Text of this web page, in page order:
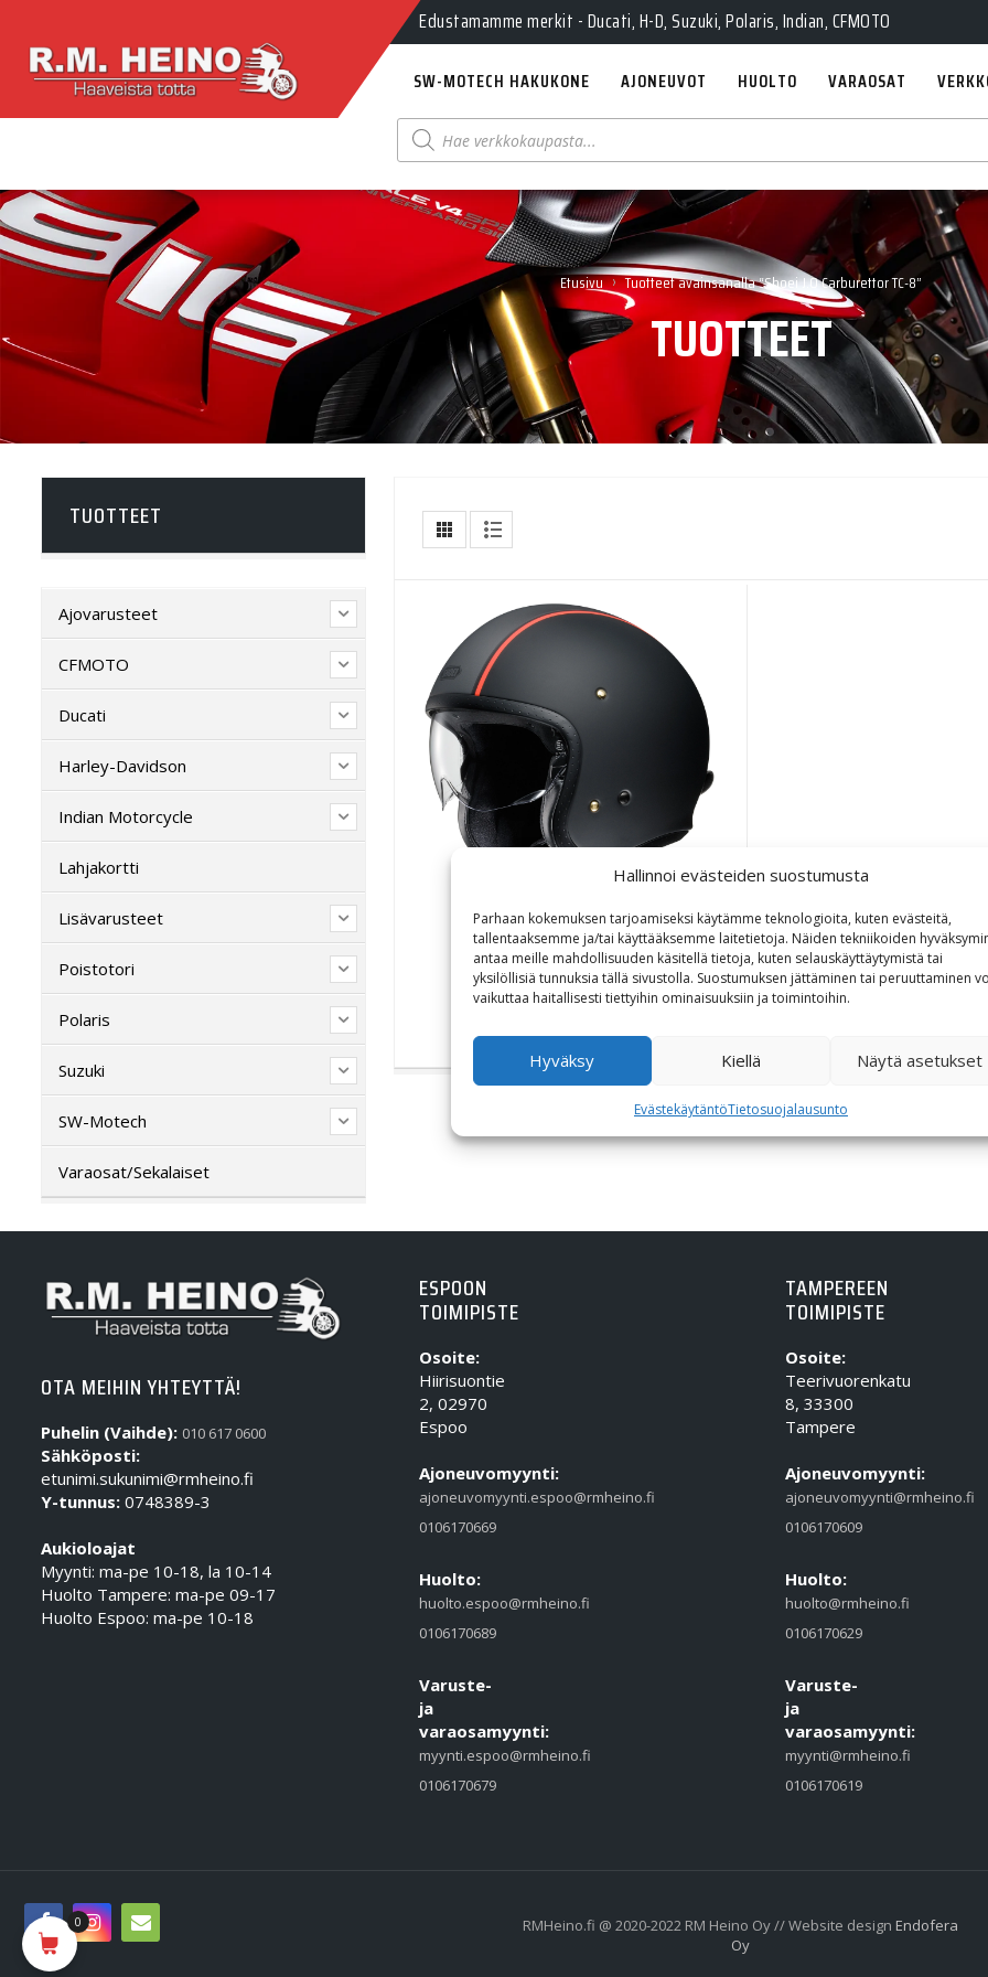
Hallinnoi evästeiden suostumusta
Parhaan kokemuksen tarjoamiseksi käytämme teknologioita, kuten evästeitä,
tallentaaksemme ja/tai käyttääksemme laitetietoja. Näiden tekniikoiden
antaa meille mahdollisuuden käsitellä tietoja, kuten selauskäyttäytymistä tai
yksilöllisiä tunnuksia tällä sivustolla. Suostumuksen jättäminen tai peruuttaminen
vaikuttaa haitallisesti tiettyihin ominaisuuksiin ja toimintoihin.
Hyväksy Kiellä Näytä asetukset
EvästekäytäntöTietosuojalausunto
Edustamamme merkit - Ducati, H-D, Suzuki, Polaris, Indian, CFMOTO
SW-MOTECH HAKUKONE AJONEUVOT HUOLTO VARAOSAT
Products
search
Etusivu › Tuotteet avainsanalla “Shoei J.O Carburettor TC-8”
TUOTTEET
Shoei J.O Carburettor TC-8
449,00€
TUOTTEET
Ajovarusteet
CFMOTO
Ducati
Harley-Davidson
Indian Motorcycle
Lahjakortti
Lisävarusteet
Poistotori
Polaris
Suzuki
SW-Motech
Varaosat/Sekalaiset
OTA MEIHIN YHTEYTTÄ!
Puhelin (Vaihde): 010 617 0600
Sähköposti:
etunimi.sukunimi@rmheino.fi
Y-tunnus: 0748389-3
Aukioloajat
Myynti: ma-pe 10-18, la 10-14
Huolto Tampere: ma-pe 09-17
Huolto Espoo: ma-pe 10-18
ESPOON
TOIMIPISTE
Osoite:
Hiirisuontie
2, 02970
Espoo
Ajoneuvomyynti:
ajoneuvomyynti.espoo@rmheino.fi
0106170669
Huolto:
huolto.espoo@rmheino.fi
0106170689
Varuste-
ja
varaosamyynti:
myynti.espoo@rmheino.fi
0106170679
TAMPEREEN
TOIMIPISTE
Osoite:
Teerivuorenkatu
8, 33300
Tampere
Ajoneuvomyynti:
ajoneuvomyynti@rmheino.fi
0106170609
Huolto:
huolto@rmheino.fi
0106170629
Varuste-
ja
varaosamyynti:
myynti@rmheino.fi
0106170619
RMHeino.fi @ 2020-2022 RM Heino Oy // Website design Endofera
Oy
0